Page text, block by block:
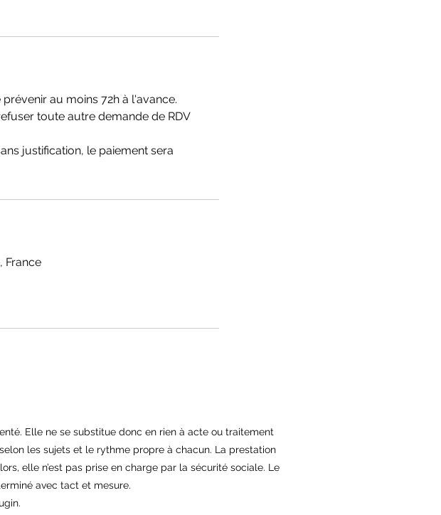
au moins 72h à l'avance.
toute autre demande de RDV
justification, le paiement sera
France
Elle ne se substitue donc en rien à acte ou traitement
les sujets et le rythme propre à chacun. La prestation
elle n’est pas prise en charge par la sécurité sociale. Le
avec tact et mesure.